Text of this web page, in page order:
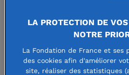
Le 28 juin a eu lieu la
prix de nos
LA PROTECTION DE
NOTRE
La Fondation de France et ses
des cookies afin d'améliorer
site, réaliser des statistiques